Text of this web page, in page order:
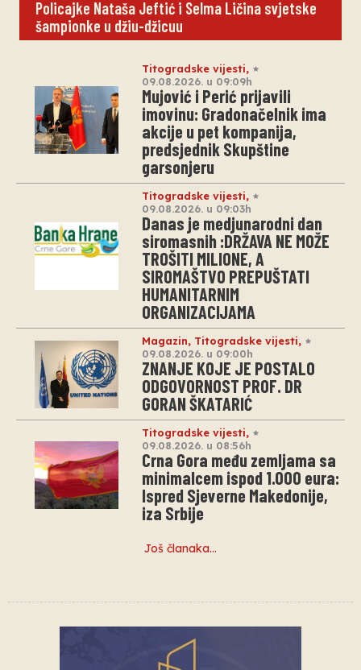
Policajke Nataša Jeftić i Selma Ličina svjetske
šampionke u džiu-džicuu
Titogradske vijesti,
09.08.2026. u 09:09h
Mujović i Perić prijavili
imovinu: Gradonačelnik ima
akcije u pet kompanija,
predsjednik Skupštine
garsonjeru
Titogradske vijesti,
09.08.2026. u 09:03h
Danas je medjunarodni dan
siromasnih :DRŽAVA NE MOŽE
TROŠITI MILIONE, A
SIROMAŠTVO PREPUŠTATI
HUMANITARNIM
ORGANIZACIJAMA
Magazin, Titogradske vijesti,
09.08.2026. u 09:00h
ZNANJE KOJE JE POSTALO
ODGOVORNOST PROF. DR
GORAN ŠKATARIĆ
Titogradske vijesti,
09.08.2026. u 08:56h
Crna Gora među zemljama sa
minimalcem ispod 1.000 eura:
Ispred Sjeverne Makedonije,
iza Srbije
Još članaka…